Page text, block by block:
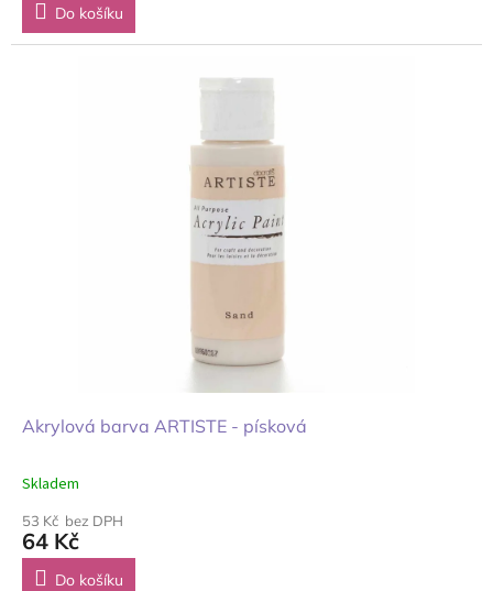
Do košíku
Akrylová barva ARTISTE - písková
Skladem
53 Kč bez DPH
64 Kč
Do košíku